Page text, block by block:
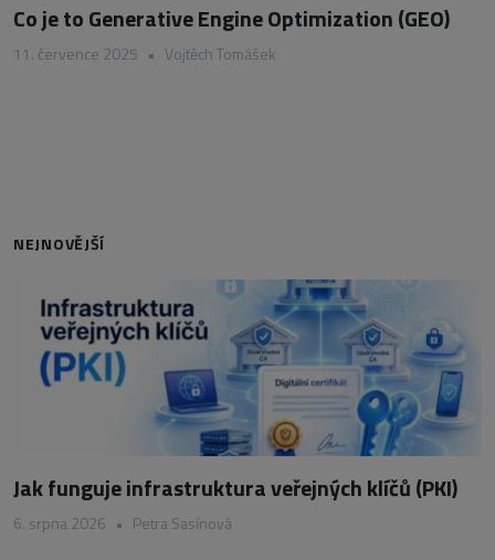
Co je to Generative Engine Optimization (GEO)
11. července 2025 • Vojtěch Tomášek
NEJNOVĚJŠÍ
Jak funguje infrastruktura veřejných klíčů (PKI)
6. srpna 2026 • Petra Sasínová